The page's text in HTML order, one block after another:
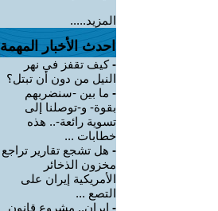
المزيد.....
احدث الأخبار المهمة
-كيف تقفز في نهر
النيل من دون أن تبتل؟
- ما بين -سنضربهم
بقوة- و-توصلنا إلى
تسوية رائعة-.. هذه
خطابات ...
- هل تشجع تقارير تراجع
مخزون الذخائر
الأمريكية إيران على
التصع ...
- إيران.. مشروع قانون